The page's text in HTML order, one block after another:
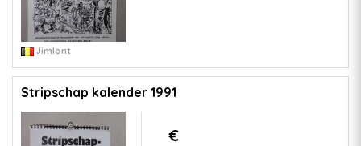
Jimlont
Stripschap kalender 1991
€